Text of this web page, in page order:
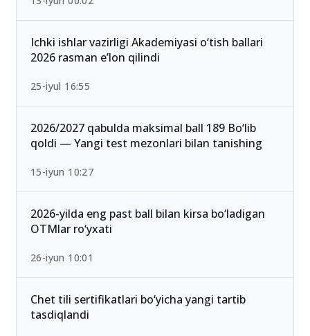
Ichki ishlar vazirligi Akademiyasi o‘tish ballari
2026 rasman e’lon qilindi
25-iyul 16:55
2026/2027 qabulda maksimal ball 189 Bo‘lib
qoldi — Yangi test mezonlari bilan tanishing
15-iyun 10:27
2026-yilda eng past ball bilan kirsa bo‘ladigan
OTMlar ro‘yxati
26-iyun 10:01
Chet tili sertifikatlari bo‘yicha yangi tartib
tasdiqlandi